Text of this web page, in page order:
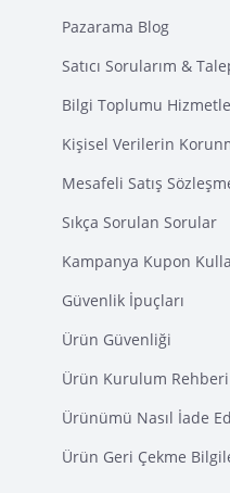
Pazarama Blog
Satıcı Sorularım &
Bilgi Toplumu
Kişisel Verilerin
Mesafeli Satış
Sıkça Sorulan Sorular
Kampanya Kupon
Güvenlik İpuçları
Ürün Güvenliği
Ürün Kurulum Rehberi
Ürünümü Nasıl İade
Ürün Geri Çekme